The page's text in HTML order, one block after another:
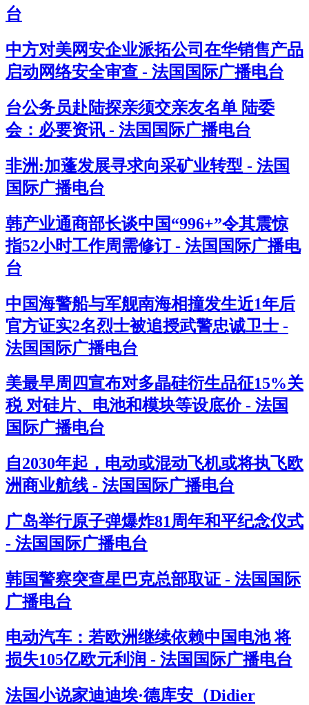
台
中方对美网安企业派拓公司在华销售产品
启动网络安全审查 - 法国国际广播电台
台公务员赴陆探亲须交亲友名单 陆委
会：必要资讯 - 法国国际广播电台
非洲:加蓬发展寻求向采矿业转型 - 法国
国际广播电台
韩产业通商部长谈中国“996+”令其震惊
指52小时工作周需修订 - 法国国际广播电
台
中国海警船与军舰南海相撞发生近1年后
官方证实2名烈士被追授武警忠诚卫士 -
法国国际广播电台
美最早周四宣布对多晶硅衍生品征15%关
税 对硅片、电池和模块等设底价 - 法国
国际广播电台
自2030年起，电动或混动飞机或将执飞欧
洲商业航线 - 法国国际广播电台
广岛举行原子弹爆炸81周年和平纪念仪式
- 法国国际广播电台
韩国警察突查星巴克总部取证 - 法国国际
广播电台
电动汽车：若欧洲继续依赖中国电池 将
损失105亿欧元利润 - 法国国际广播电台
法国小说家迪迪埃·德库安（Didier